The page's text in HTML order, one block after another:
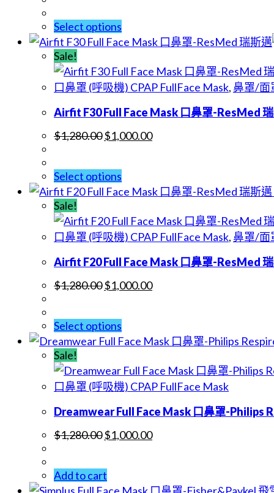
Select options
Sale!
口鼻罩 (呼吸機) CPAP FullFace Mask, 鼻罩/面
Airfit F30 Full Face Mask 口鼻罩-ResMed
$1,280.00$1,000.00
Select options
Sale!
口鼻罩 (呼吸機) CPAP FullFace Mask, 鼻罩/面
Airfit F20 Full Face Mask 口鼻罩-ResMed
$1,280.00$1,000.00
Select options
Sale!
口鼻罩 (呼吸機) CPAP FullFace Mask
Dreamwear Full Face Mask 口鼻罩-Philips
$1,280.00$1,000.00
Add to cart